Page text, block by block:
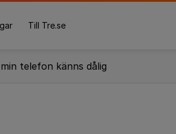
Till Tre.se
min telefon känns dålig